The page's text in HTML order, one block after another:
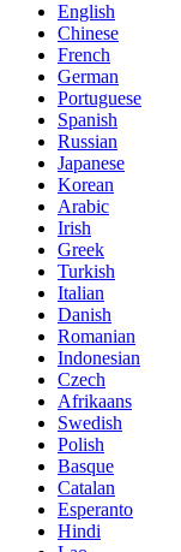
English
Chinese
French
German
Portuguese
Spanish
Russian
Japanese
Korean
Arabic
Irish
Greek
Turkish
Italian
Danish
Romanian
Indonesian
Czech
Afrikaans
Swedish
Polish
Basque
Catalan
Esperanto
Hindi